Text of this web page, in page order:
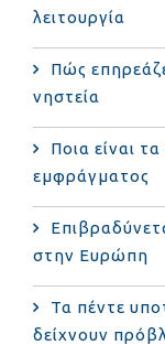
λειτουργία
Πώς
νηστεία
Ποια είναι
εμφράγματος
στην Ευρώπη
Τα πέντε
δείχνουν